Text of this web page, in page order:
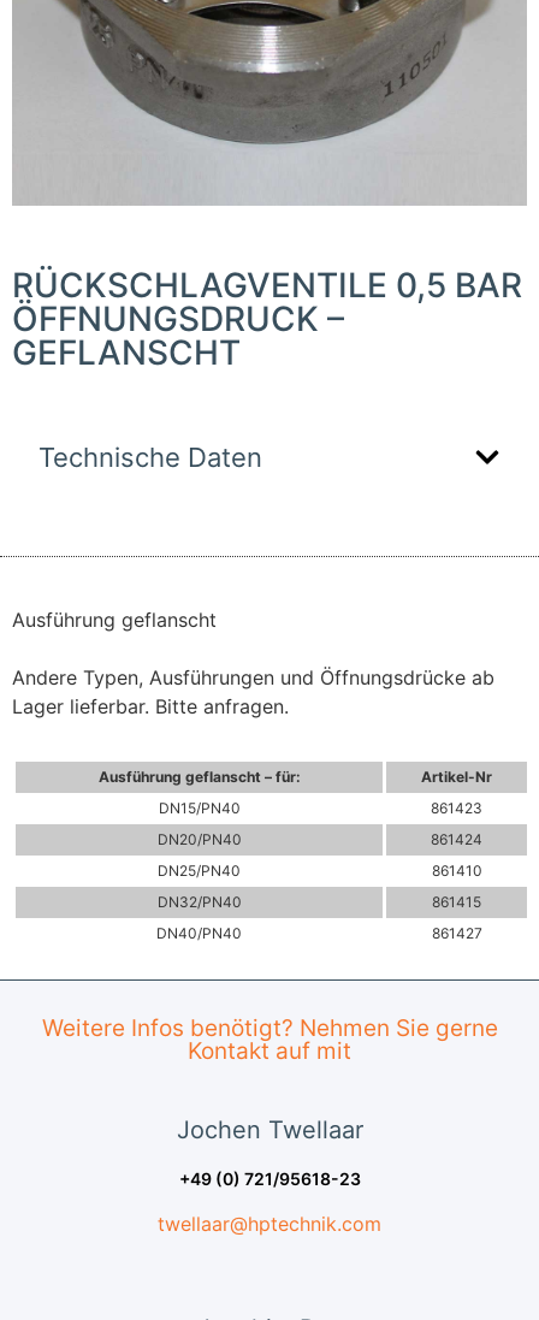
RÜCKSCHLAGVENTILE 0,5 BAR
ÖFFNUNGSDRUCK –
GEFLANSCHT
Technische Daten
Ausführung geflanscht
Andere Typen, Ausführungen und Öffnungsdrücke ab
Lager lieferbar. Bitte anfragen.
Ausführung geflanscht – für:
Artikel-Nr
DN15/PN40
861423
DN20/PN40
861424
DN25/PN40
861410
DN32/PN40
861415
DN40/PN40
861427
Weitere Infos benötigt? Nehmen Sie gerne
Kontakt auf mit
Jochen Twellaar
+49 (0) 721/95618-23
twellaar@hptechnik.com